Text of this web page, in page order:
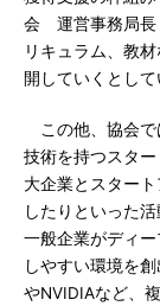
会 運営事務局長
リキュラム、教
開していくとして
この他、協会で
技術を持つスター
大企業とスター
したりといった
一般企業がディ
しやすい環境を
やNVIDIAなど、